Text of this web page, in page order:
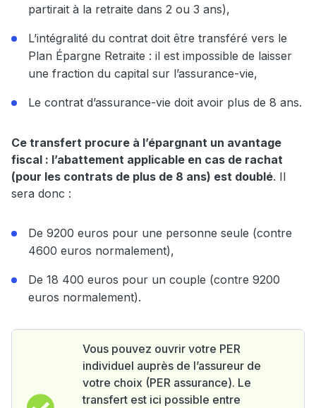
partirait à la retraite dans 2 ou 3 ans),
L’intégralité du contrat doit être transféré vers le
Plan Épargne Retraite : il est impossible de laisser
une fraction du capital sur l’assurance-vie,
Le contrat d’assurance-vie doit avoir plus de 8 ans.
Ce transfert procure à l’épargnant un avantage
fiscal : l’abattement applicable en cas de rachat
(pour les contrats de plus de 8 ans) est doublé. Il
sera donc :
De 9200 euros pour une personne seule (contre
4600 euros normalement),
De 18 400 euros pour un couple (contre 9200
euros normalement).
Vous pouvez ouvrir votre PER
individuel auprès de l’assureur de
votre choix (PER assurance). Le
transfert est ici possible entre